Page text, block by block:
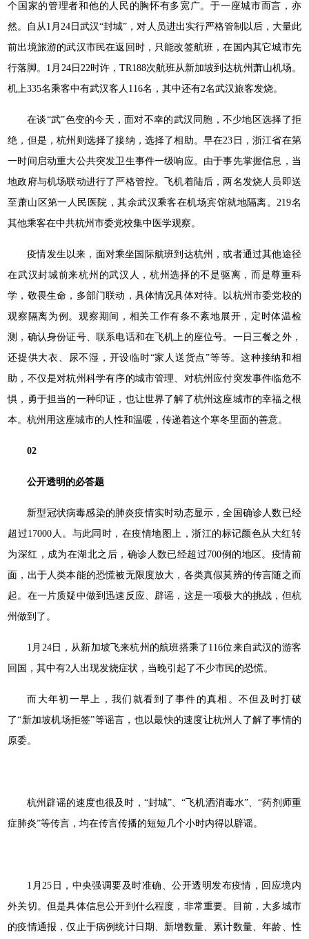
个国家的管理者和他的人民的胸怀有多宽广。于一座城市而言，亦
然。自从1月24日武汉“封城”，对人员进出实行严格管制以后，大量此
前出境旅游的武汉市民在返回时，只能改签航班，在国内其它城市先
行落脚。1月24日22时许，TR188次航班从新加坡到达杭州萧山机场。
机上335名乘客中有武汉客人116名，其中还有2名武汉旅客发烧。
在谈“武”色变的今天，面对不幸的武汉同胞，不少地区选择了拒
绝，但是，杭州则选择了接纳，选择了相助。早在23日，浙江省在第
一时间启动重大公共突发卫生事件一级响应。由于事先掌握信息，当
地政府与机场联动进行了严格管控。飞机着陆后，两名发烧人员即送
至萧山区第一人民医院，其余武汉乘客在机场宾馆就地隔离。219名
其他乘客在中共杭州市委党校集中医学观察。
疫情发生以来，面对乘坐国际航班到达杭州，或者通过其他途径
在武汉封城前来杭州的武汉人，杭州选择的不是驱离，而是尊重科
学，敬畏生命，多部门联动，具体情况具体对待。以杭州市委党校的
观察隔离为例。观察期间，相关工作有条不紊地展开，定时体温检
测，确认身份证号、联系电话和在飞机上的座位号。一日三餐之外，
还提供大衣、尿不湿，开设临时“家人送货点”等等。这种接纳和相
助，不仅是对杭州科学有序的城市管理、对杭州应付突发事件临危不
惧，勇于担当的一种印证，也让世界了解了杭州这座城市的幸福之根
本。杭州用这座城市的人性和温暖，传递着这个寒冬里面的善意。
02
公开透明的必答题
新型冠状病毒感染的肺炎疫情实时动态显示，全国确诊人数已经
超过17000人。与此同时，在疫情地图上，浙江的标记颜色从大红转
为深红，成为在湖北之后，确诊人数已经超过700例的地区。疫情前
面，出于人类本能的恐慌被无限度放大，各类真假莫辨的传言随之而
起。在一片质疑中做到迅速反应、辟谣，这是一项极大的挑战，但杭
州做到了。
1月24日，从新加坡飞来杭州的航班搭乘了116位来自武汉的游客
回国，其中有2人出现发烧症状，当晚引起了不少市民的恐慌。
而大年初一早上，我们就看到了事件的真相。不但及时打破
了“新加坡机场拒签”等谣言，也以最快的速度让杭州人了解了事情的
原委。
杭州辟谣的速度也很及时，“封城”、“飞机洒消毒水”、“药剂师重
症肺炎”等传言，均在传言传播的短短几个小时内得以辟谣。
1月25日，中央强调要及时准确、公开透明发布疫情，回应境内
外关切。但是具体信息公开到什么程度，非常重要。目前，大多城市
的疫情通报，仅止于病例统计日期、新增数量、累计数量、年龄、性